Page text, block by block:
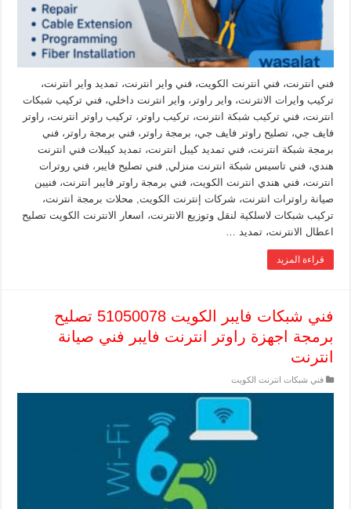
فني انترنت، فني انترنت الكويت، فني واير انترنت، تمديد واير انترنت،
تركيب وايرات الانترنت، واير راوتر، واير انترنت داخلي، فني تركيب شبكات
انترنت، فني تركيب شبكة انترنت، تركيب راوتر، تركيب راوتر انترنت، راوتر
فايف جي، تصليح راوتر فايف جي، برمجة راوتر، فني برمجة راوتر، فني
برمجة شبكة انترنت، فني تمديد كيبل انترنت، تمديد كيبلات فني انترنت
هندي، فني تاسيس شبكة انترنت منزلي, فني تصليح فايبر، فني روترات
انترنت، فني هندي انترنت الكويت، فني برمجة راوتر فايبر انترنت، فنيين
صيانة راوترات انترنت، شركات إنترنت الكويت, محلات برمجة انترنت،
تركيب شبكات لاسلكية لنقل وتوزيع الانترنت، اسعار الانترنت الكويت تصليح
اعطال الانترنت، تمديد …
قراءة المزيد
فني شبكات فايبر الكويت 51050078 تصليح
برمجة اجهزة راوتر انترنت فايبر فني صيانة
انترنت
فني شبكات انترنت الكويت